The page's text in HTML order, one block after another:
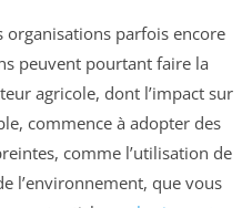
organisations parfois encore
peuvent pourtant faire la
agricole, dont l’impact sur
commence à adopter des
comme l’utilisation de
l’environnement, que vous